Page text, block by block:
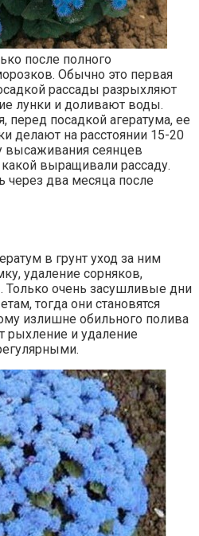
после полного
Обычно это первая
рассады разрыхляют
лунки и доливают воды.
перед посадкой агератума, ее
делают на расстоянии 15-20
высаживания сеянцев
выращивали рассаду.
два месяца после
в грунт уход за ним
удаление сорняков,
очень засушливые дни
тогда они становятся
излишне обильного полива
рыхление и удаление